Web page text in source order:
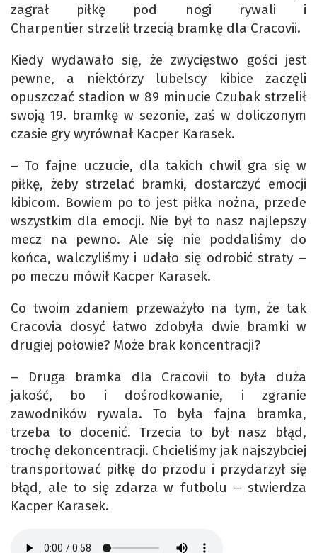
zagrał piłkę pod nogi rywali i
Charpentier strzelił trzecią bramkę dla Cracovii.
Kiedy wydawało się, że zwycięstwo gości jest
pewne, a niektórzy lubelscy kibice zaczęli
opuszczać stadion w 89 minucie Czubak strzelił
swoją 19. bramkę w sezonie, zaś w doliczonym
czasie gry wyrównał Kacper Karasek.
– To fajne uczucie, dla takich chwil gra się w
piłkę, żeby strzelać bramki, dostarczyć emocji
kibicom. Bowiem po to jest piłka nożna, przede
wszystkim dla emocji. Nie był to nasz najlepszy
mecz na pewno. Ale się nie poddaliśmy do
końca, walczyliśmy i udało się odrobić straty –
po meczu mówił Kacper Karasek.
Co twoim zdaniem przeważyło na tym, że tak
Cracovia dosyć łatwo zdobyła dwie bramki w
drugiej połowie? Może brak koncentracji?
– Druga bramka dla Cracovii to była duża
jakość, bo i dośrodkowanie, i zgranie
zawodników rywala. To była fajna bramka,
trzeba to docenić. Trzecia to był nasz błąd,
trochę dekoncentracji. Chcieliśmy jak najszybciej
transportować piłkę do przodu i przydarzył się
błąd, ale to się zdarza w futbolu – stwierdza
Kacper Karasek.